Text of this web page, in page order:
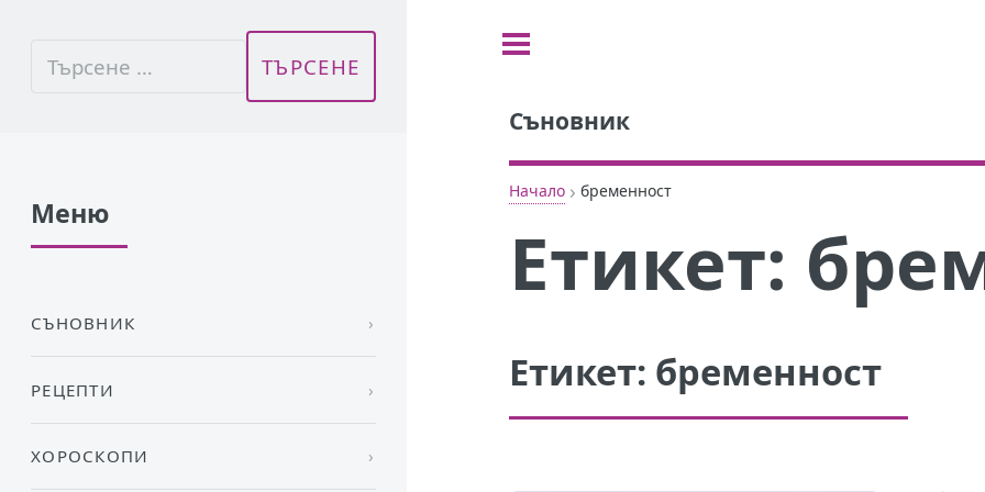
Съновник
Начало › бременност
Етикет:
Етикет: бременност
Меню
СЪНОВНИК
РЕЦЕПТИ
ХОРОСКОПИ